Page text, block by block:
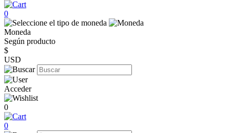
0
Moneda
Según producto
$
USD
Acceder
0
0